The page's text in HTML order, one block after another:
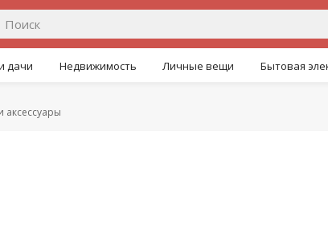
дачи Недвижимость Личные вещи Бытовая
аксессуары